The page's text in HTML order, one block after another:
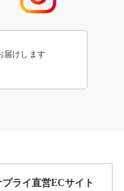
届けします
ライ直営ECサイト